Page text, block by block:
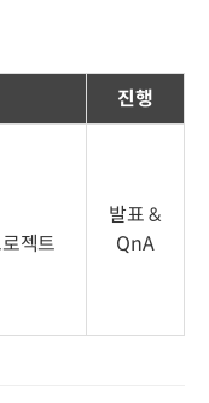
진행
젝트
발표 &
QnA